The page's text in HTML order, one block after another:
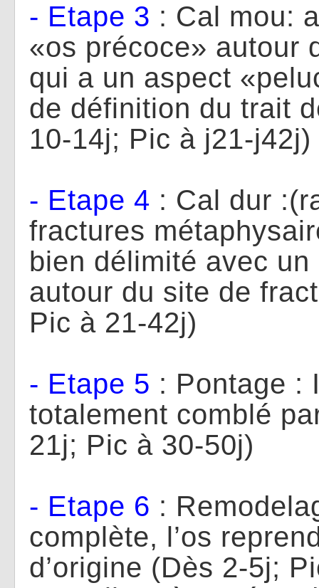
- Etape 3 : Cal mou:
«os précoce» autour
qui a un aspect
de définition du trait
10-14j; Pic à j21-j42j)
- Etape 4 : Cal dur
fractures
bien délimité avec
autour du site de
Pic à 21-42j)
- Etape 5 : Pontage :
totalement comblé
21j; Pic à 30-50j)
- Etape 6 :
complète, l’os
d’origine (Dès 2-5j;